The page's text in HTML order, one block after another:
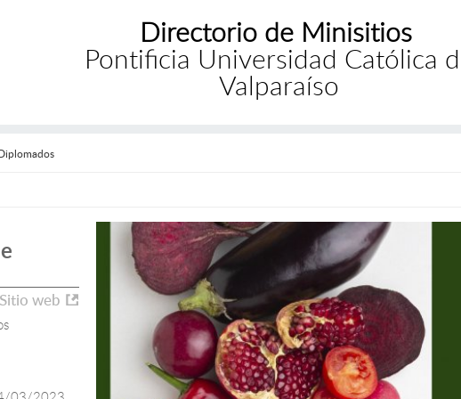
Directorio de Minisitios
Pontificia Universidad Católica
Valparaíso
Sitio web